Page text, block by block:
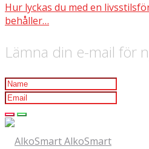
Hur lyckas du med en
behåller…
Lämna din e-mail för
AlkoSmart